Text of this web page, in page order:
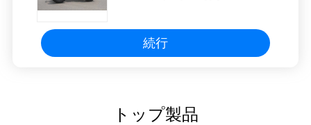
続行
トップ製品